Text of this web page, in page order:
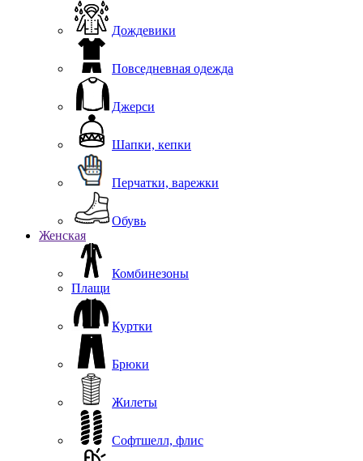
Дождевики
Повседневная одежда
Джерси
Шапки, кепки
Перчатки, варежки
Обувь
Женская
Комбинезоны
Плащи
Куртки
Брюки
Жилеты
Софтшелл, флис